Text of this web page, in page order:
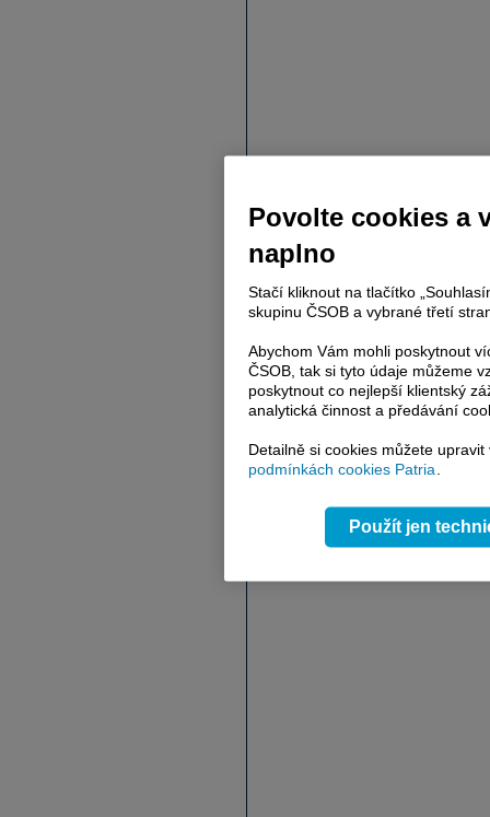
Povolte cookies a
naplno
Stačí kliknout na tlačítko
skupinu ČSOB a vybrané třetí
Abychom Vám mohli poskytnout
ČSOB, tak si tyto údaje můžeme
poskytnout co nejlepší klientský
analytická činnost a předávání
Detailně si cookies můžete
podmínkách cookies Patria.
Použít jen